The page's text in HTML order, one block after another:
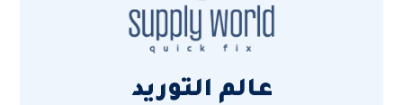
عالم التوريد